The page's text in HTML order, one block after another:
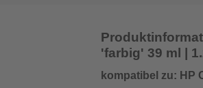
'farbig' 39 ml |
kompatibel zu: HP